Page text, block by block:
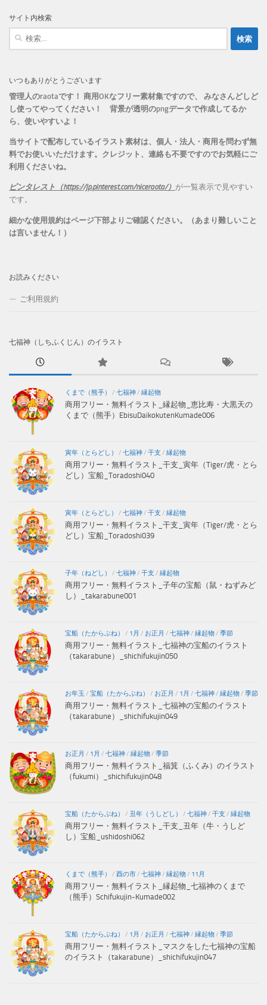
ー
サイト内検索
検
いつもありがとうございます
管理人のraotaです！ 商用OKなフリー素材集ですので、 みなさんどしど
し使ってやってください！ 背景が透明のpngデータで作成してるか
ら、 使いやすいよ！
当サイトで配布しているイラスト素材は、個人・法人・商用を問わず無
料でお使いいただけます。 クレジット、連絡も不要ですのでお気軽にご
利用くださいね。
ピンタレスト（https://jp.pinterest.com/niceraota/） が一覧表示で見やすい
です。
細かな使用規約はページ下部よりご確認ください。（あまり難しいこと
は言いません！）
お読みください
ご利用規約
七福神（しちふくじん）のイラスト
くまで（熊手） / 七福神/ 縁起物
商用フリー・無料イラスト_縁起物_恵比寿・大黒天の
くまで（熊手）EbisuDaikokutenKumade006
寅年（とらどし） / 七福神/ 干支 / 縁起物
商用フリー・無料イラスト_干支_寅年（Tiger/虎・とら
どし）宝船_Toradoshi040
寅年（とらどし） / 七福神/ 干支 / 縁起物
商用フリー・無料イラスト_干支_寅年（Tiger/虎・とら
どし）宝船_Toradoshi039
子年（ねどし） / 七福神/ 干支 / 縁起物
商用フリー・無料イラスト_子年の宝船（鼠・ねずみど
し）_takarabune001
宝船（たからぶね） / 1月 / お正月 / 七福神/ 縁起物/ 季節
商用フリー・無料イラスト_七福神の宝船のイラスト
（takarabune）_shichifukujin050
お年玉 / 宝船（たからぶね） / お正月 / 1月 / 七福神/ 縁起物/ 季節
商用フリー・無料イラスト_七福神の宝船のイラスト
（takarabune）_shichifukujin049
お正月 / 1月 / 七福神/ 縁起物/ 季節
商用フリー・無料イラスト_福箕（ふくみ）のイラスト
（fukumi）_shichifukujin048
宝船（たからぶね） / 丑年（うしどし） / 七福神/ 干支 / 縁起物
商用フリー・無料イラスト_干支_丑年（牛・うしど
し）宝船_ushidoshi062
くまで（熊手） / 酉の市/ 七福神/ 縁起物/ 11月
商用フリー・無料イラスト_縁起物_七福神のくまで
（熊手）Schifukujin-Kumade002
宝船（たからぶね） / 1月 / お正月 / 七福神/ 縁起物/ 季節
商用フリー・無料イラスト_マスクをした七福神の宝船
のイラスト（takarabune）_shichifukujin047